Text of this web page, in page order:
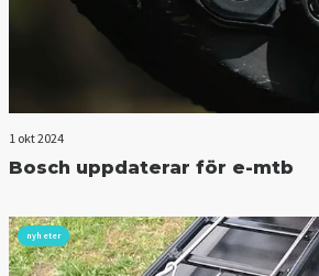
1 okt 2024
Bosch uppdaterar för e-mtb
nyheter